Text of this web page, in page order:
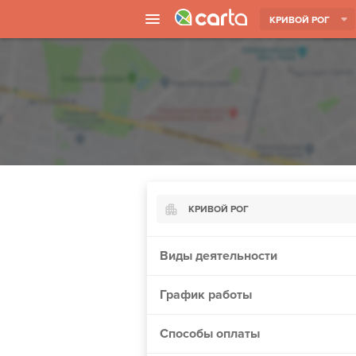
КРИВОЙ РОГ
КРИВОЙ РОГ
Борисполь
Виды деятельности
График работы
Способы оплаты